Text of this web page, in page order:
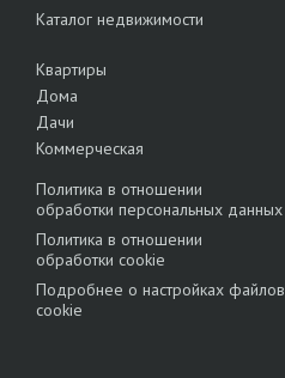
Каталог недвижимости
Квартиры
Дома
Дачи
Коммерческая
Политика в отношении
обработки персональных данных
Политика в отношении
обработки cookie
Подробнее о настройках файлов
cookie